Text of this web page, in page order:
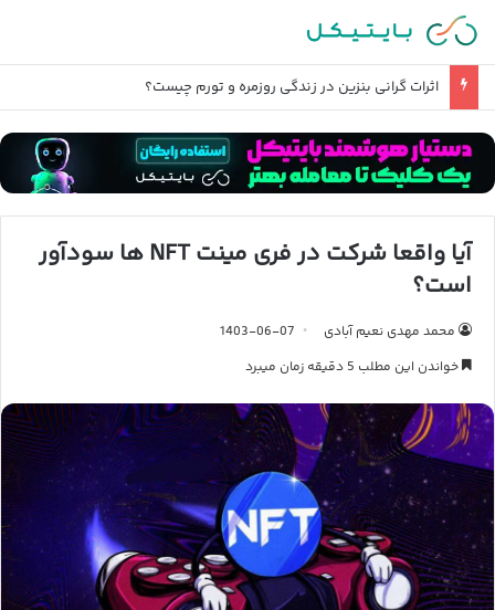
بررسی آخرین وضعیت تحریم صرافی های ایرانی
آیا واقعا شرکت در فری مینت NFT ها سودآور
است؟
محمد مهدی نعیم آبادی
1403-06-07
خواندن این مطلب 5 دقیقه زمان میبرد